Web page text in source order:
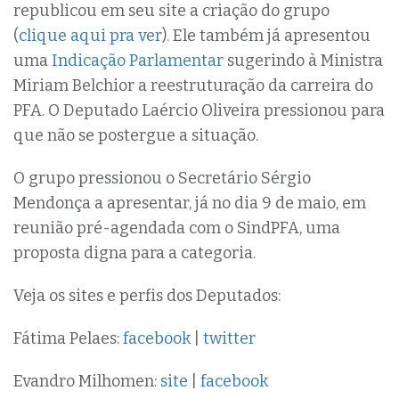
republicou em seu site a criação do grupo
(clique aqui pra ver). Ele também já apresentou
uma Indicação Parlamentar sugerindo à Ministra
Miriam Belchior a reestruturação da carreira do
PFA. O Deputado Laércio Oliveira pressionou para
que não se postergue a situação.
O grupo pressionou o Secretário Sérgio
Mendonça a apresentar, já no dia 9 de maio, em
reunião pré-agendada com o SindPFA, uma
proposta digna para a categoria.
Veja os sites e perfis dos Deputados:
Fátima Pelaes:facebook| twitter
Evandro Milhomen: site facebook